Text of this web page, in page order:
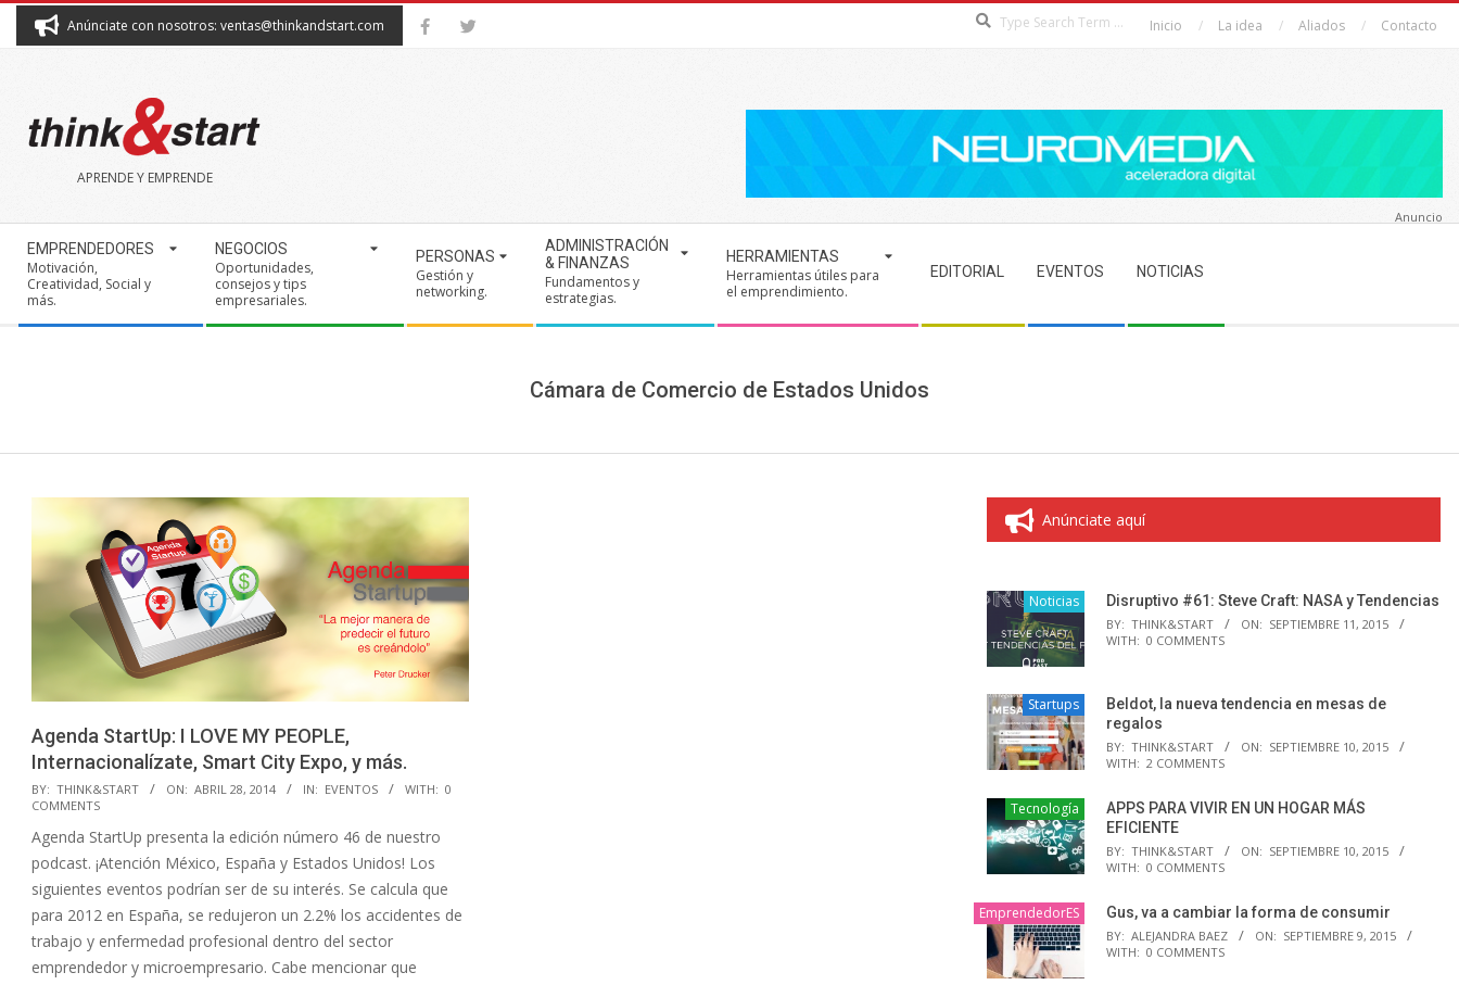
Anúnciate con nosotros: ventas@thinkandstart.com Inicio La idea Aliados Contacto
THINK&START
APRENDE Y EMPRENDE
Navigation
Menu
EMPRENDEDORES
Motivación,
Creatividad, Social y
más.
NEGOCIOS
Oportunidades,
consejos y tips
empresariales.
PERSONAS
Gestión y
networking.
ADMINISTRACIÓN
& FINANZAS
Fundamentos y
estrategias.
HERRAMIENTAS
Herramientas útiles para
el emprendimiento.
EDITORIAL EVENTOS NOTICIAS
Anuncio
Cámara de Comercio de Estados Unidos
Agenda StartUp: I LOVE MY PEOPLE,
Internacionalízate, Smart City Expo, y más.
2014-
04-
28
BY: THINK&START ON: ABRIL 28, 2014 IN: EVENTOS WITH: 0
COMMENTS
Agenda StartUp presenta la edición número 46 de nuestro
podcast. ¡Atención México, España y Estados Unidos! Los
siguientes eventos podrían ser de su interés. Se calcula que
para 2012 en España, se redujeron un 2.2% los accidentes de
trabajo y enfermedad profesional dentro del sector
emprendedor y microempresario. Cabe mencionar que
Anúnciate aquí
Noticias Disruptivo #61: Steve Craft: NASA y Tendencias
BY: THINK&START ON: SEPTIEMBRE 11, 2015
WITH: 0 COMMENTS
Startups
Beldot, la nueva tendencia en mesas de
regalos
BY: THINK&START ON: SEPTIEMBRE 10, 2015
WITH: 2 COMMENTS
Tecnología
APPS PARA VIVIR EN UN HOGAR MÁS
EFICIENTE
BY: THINK&START ON: SEPTIEMBRE 10, 2015
WITH: 0 COMMENTS
EmprendedorES Gus, va a cambiar la forma de consumir
BY: ALEJANDRA BAEZ ON: SEPTIEMBRE 9, 2015
WITH: 0 COMMENTS